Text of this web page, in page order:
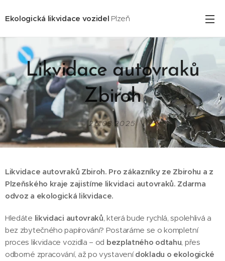
Ekologická likvidace vozidel Plzeň
Likvidace autovraků
Zbiroh
26.03.2025
Likvidace autovraků Zbiroh. Pro zákazníky ze Zbirohu a z
Plzeňského kraje zajistíme likvidaci autovraků. Zdarma
odvoz a ekologická likvidace.
Hledáte likvidaci autovraků, která bude rychlá, spolehlivá a
bez zbytečného papírování? Postaráme se o kompletní
proces likvidace vozidla – od bezplatného odtahu, přes
odborné zpracování, až po vystavenídokladu o ekologické